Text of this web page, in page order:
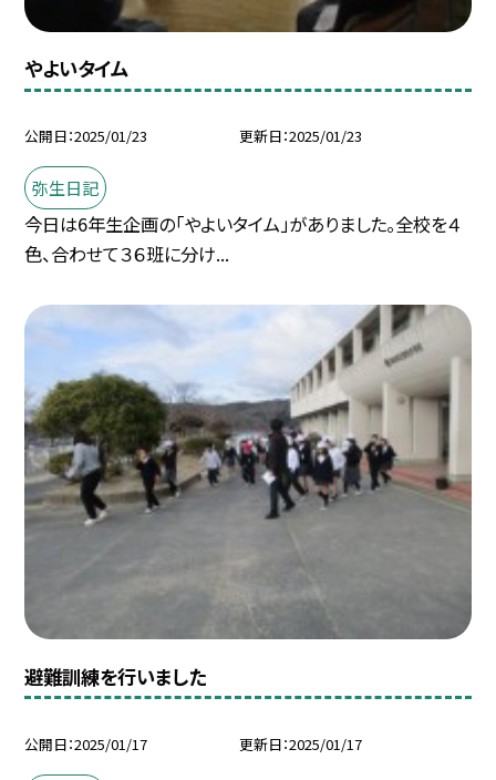
やよいタイム
公開日 2025/01/23 更新日 2025/01/23
弥生日記
今日は6年生企画の「やよいタイム」がありました。全校を４
色、合わせて３６班に分け...
避難訓練を行いました
公開日 2025/01/17 更新日 2025/01/17